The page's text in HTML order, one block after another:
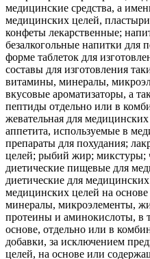
медицинские средства, а
медицинских целей,
конфеты лекарственные;
безалкогольные напитки для
форме таблеток для
составы для изготовления
витамины, минералы,
вкусовые ароматизаторы, а
пептиды отдельно или в
жевательная для
аппетита, используемые в
препараты для похудания;
целей; рыбий жир; микстуры;
диетические пищевые для
диетические для
медицинских целей на
минералы, микроэлементы,
протеины и аминокислоты, в
основе, отдельно или в
добавки, за исключением
целей, на основе или